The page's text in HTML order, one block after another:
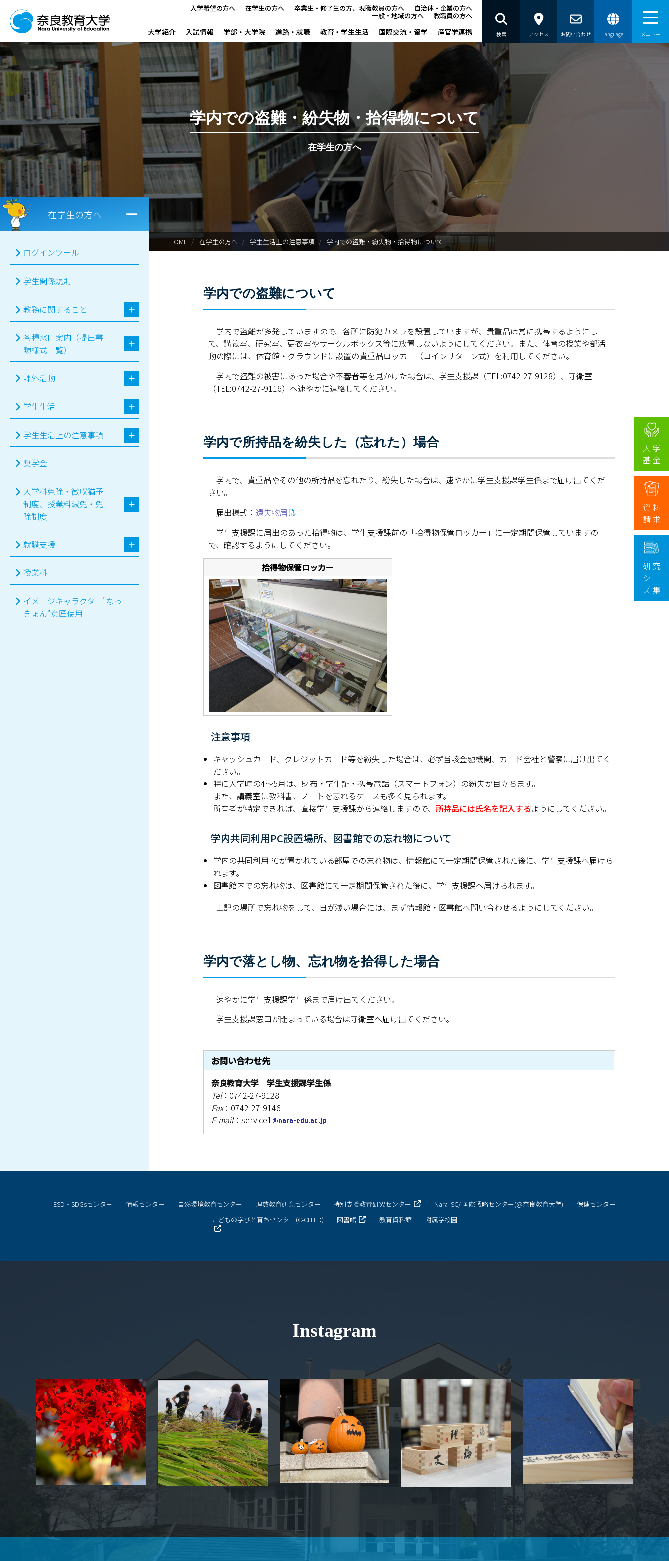
入学希望の方へ 在学生の方へ 卒業生・修了生の方、現職教員の方へ 自治体・企業の方へ
一般・地域の方へ 教職員の方へ
大学紹介 入試情報 学部・大学院 進路・就職 教育・学生生活 国際交流・留学 産官学連携 検索 アクセス お問い合わせ language メニュー
卒業生・修了生の方、現職教員の方へ
自治体・企業の方へ
一般・地域の方へ
教職員の方へ
大学紹介
入試情報
国際交流・留学
産官学連携
奈良国立大学機構
ESD・SDGsセンター
こどもの学びと育ちセンター(C-CHILD)
AED設置状況
お問い合わせ窓口一覧
キャンパスマップ
サイトポリシー
交通アクセス
同窓会
後援会
学内での盗難・紛失物・拾得物について
在学生の方へ
HOME 在学生の方へ 学生生活上の注意事項 学内での盗難・紛失物・拾得物について
大 学
基 金
資 料
請 求
研 究
シ ー
ズ 集
在学生の方へ
ログインツール
学生関係規則
教務に関すること
各種窓口案内（提出書
類様式一覧）
課外活動
学生生活
学生生活上の注意事項
奨学金
入学料免除・徴収猶予
制度、授業料減免・免
除制度
就職支援
授業料
イメージキャラクター"なっ
きょん"意匠使用
学内での盗難について
学内で盗難が多発していますので、各所に防犯カメラを設置していますが、貴重品は常に携帯するようにし
て、講義室、研究室、更衣室やサークルボックス等に放置しないようにしてください。また、体育の授業や部活
動の際には、体育館・グラウンドに設置の貴重品ロッカー（コインリターン式）を利用してください。
学内で盗難の被害にあった場合や不審者等を見かけた場合は、学生支援課（TEL:0742-27-9128）、守衛室
（TEL:0742-27-9116）へ速やかに連絡してください。
学内で所持品を紛失した（忘れた）場合
学内で、貴重品やその他の所持品を忘れたり、紛失した場合は、速やかに学生支援課学生係まで届け出てくだ
さい。
届出様式： 遺失物届
学生支援課に届出のあった拾得物は、学生支援課前の「拾得物保管ロッカー」に一定期間保管していますの
で、確認するようにしてください。
拾得物保管ロッカー
注意事項
キャッシュカード、クレジットカード等を紛失した場合は、必ず当該金融機関、カード会社と警察に届け出てく
ださい。
特に入学時の4～5月は、財布・学生証・携帯電話（スマートフォン）の紛失が目立ちます。
また、講義室に教科書、ノートを忘れるケースも多く見られます。
所有者が特定できれば、直接学生支援課から連絡しますので、 所持品には氏名を記入するようにしてください。
学内共同利用PC設置場所、図書館での忘れ物について
学内の共同利用PCが置かれている部屋での忘れ物は、情報館にて一定期間保管された後に、学生支援課へ届けら
れます。
図書館内での忘れ物は、図書館にて一定期間保管された後に、学生支援課へ届けられます。
上記の場所で忘れ物をして、日が浅い場合には、まず情報館・図書館へ問い合わせるようにしてください。
学内で落とし物、忘れ物を拾得した場合
速やかに学生支援課学生係まで届け出てください。
学生支援課窓口が閉まっている場合は守衛室へ届け出てください。
お問い合わせ先
奈良教育大学 学生支援課学生係
Tel：0742-27-9128
Fax：0742-27-9146
E-mail：service1
ESD・SDGsセンター 情報センター 自然環境教育センター 理数教育研究センター 特別支援教育研究センター Nara ISC/ 国際戦略センター(@奈良教育大学)
保健センター
こどもの学びと育ちセンター(C-CHILD)
図書館 教育資料館 附属学校園
Instagram